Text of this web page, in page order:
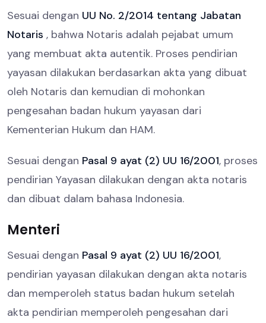
Sesuai dengan UU No. 2/2014 tentang Jabatan
Notaris , bahwa Notaris adalah pejabat umum
yang membuat akta autentik. Proses pendirian
yayasan dilakukan berdasarkan akta yang dibuat
oleh Notaris dan kemudian di mohonkan
pengesahan badan hukum yayasan dari
Kementerian Hukum dan HAM.
Sesuai dengan Pasal 9 ayat (2) UU 16/2001, proses
pendirian Yayasan dilakukan dengan akta notaris
dan dibuat dalam bahasa Indonesia.
Menteri
Sesuai dengan Pasal 9 ayat (2) UU 16/2001,
pendirian yayasan dilakukan dengan akta notaris
dan memperoleh status badan hukum setelah
akta pendirian memperoleh pengesahan dari